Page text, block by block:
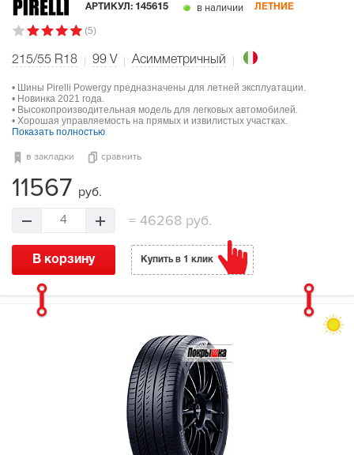
АРТИКУЛ: 145615 в наличии ЛЕТНИЕ
(5)
215/55 R18 99 V Асимметричный
• Шины Pirelli Powergy предназначены для летней эксплуатации.
• Новинка 2021 года.
• Высокопроизводительная модель для легковых автомобилей.
• Хорошая управляемость на прямых и извилистых участках.
Показать полностью
в закладки сравнить
11567 руб.
4 = 46268 руб.
В корзину Купить в 1 клик